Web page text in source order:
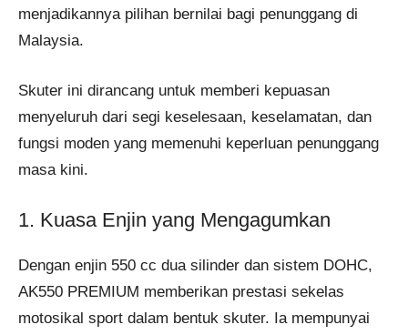
menjadikannya pilihan bernilai bagi penunggang di
Malaysia.
Skuter ini dirancang untuk memberi kepuasan
menyeluruh dari segi keselesaan, keselamatan, dan
fungsi moden yang memenuhi keperluan penunggang
masa kini.
1. Kuasa Enjin yang Mengagumkan
Dengan enjin 550 cc dua silinder dan sistem DOHC,
AK550 PREMIUM memberikan prestasi sekelas
motosikal sport dalam bentuk skuter. Ia mempunyai